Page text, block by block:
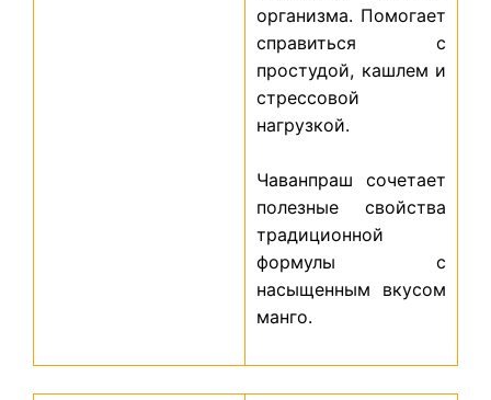
организма. Помогает
справиться с
простудой, кашлем и
стрессовой
нагрузкой.
Чаванпраш сочетает
полезные свойства
традиционной
формулы с
насыщенным вкусом
манго.